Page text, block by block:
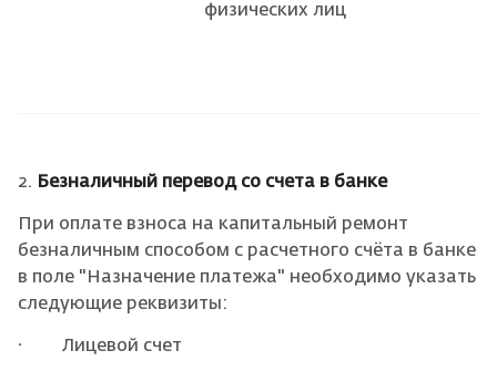
физических лиц
2. Безналичный перевод со счета в банке
При оплате взноса на капитальный ремонт
безналичным способом с расчетного счёта в банке
в поле "Назначение платежа" необходимо указать
следующие реквизиты:
· Лицевой счет